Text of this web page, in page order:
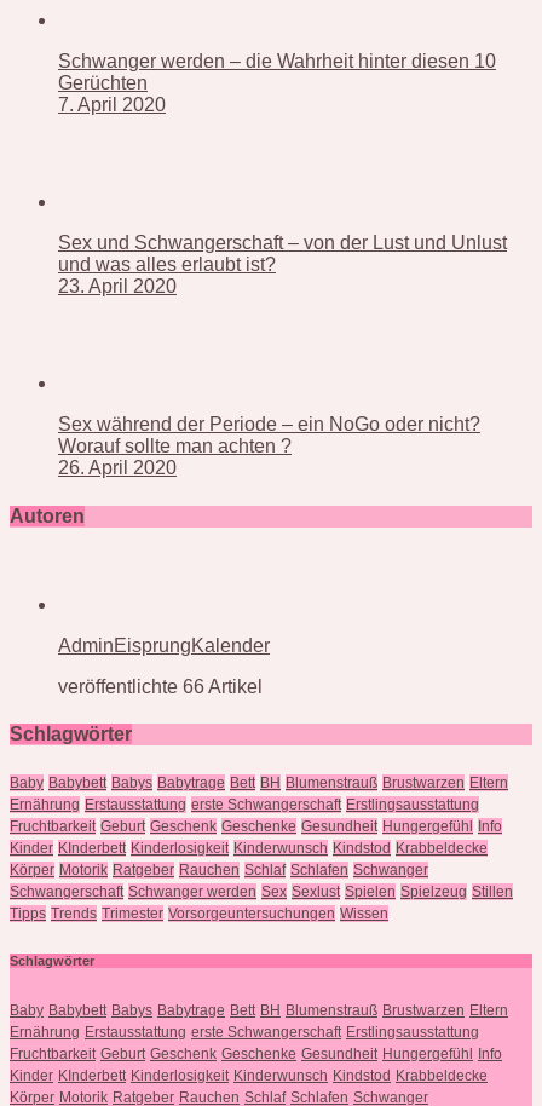
Schwanger werden – die Wahrheit hinter diesen 10
Gerüchten
7. April 2020
Sex und Schwangerschaft – von der Lust und Unlust
und was alles erlaubt ist?
23. April 2020
Sex während der Periode – ein NoGo oder nicht?
Worauf sollte man achten ?
26. April 2020
Autoren
AdminEisprungKalender
veröffentlichte 66 Artikel
Schlagwörter
Baby Babybett Babys Babytrage Bett BH Blumenstrauß Brustwarzen Eltern
Ernährung Erstausstattung erste Schwangerschaft Erstlingsausstattung
Fruchtbarkeit Geburt Geschenk Geschenke Gesundheit Hungergefühl
Info
Kinder KInderbett Kinderlosigkeit Kinderwunsch Kindstod Krabbeldecke
Körper Motorik Ratgeber Rauchen Schlaf Schlafen Schwanger
Schwangerschaft Schwanger werden Sex Sexlust Spielen Spielzeug Stillen
Tipps Trends Trimester Vorsorgeuntersuchungen Wissen
Schlagwörter
Baby Babybett Babys Babytrage Bett BH Blumenstrauß Brustwarzen Eltern
Ernährung Erstausstattung erste Schwangerschaft Erstlingsausstattung
Fruchtbarkeit Geburt Geschenk Geschenke Gesundheit Hungergefühl
Info
Kinder KInderbett Kinderlosigkeit Kinderwunsch Kindstod Krabbeldecke
Körper Motorik Ratgeber Rauchen Schlaf Schlafen Schwanger